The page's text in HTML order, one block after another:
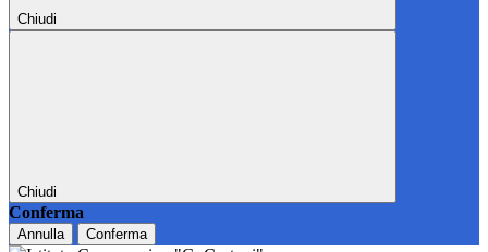
Chiudi
Chiudi
Conferma
Annulla Conferma